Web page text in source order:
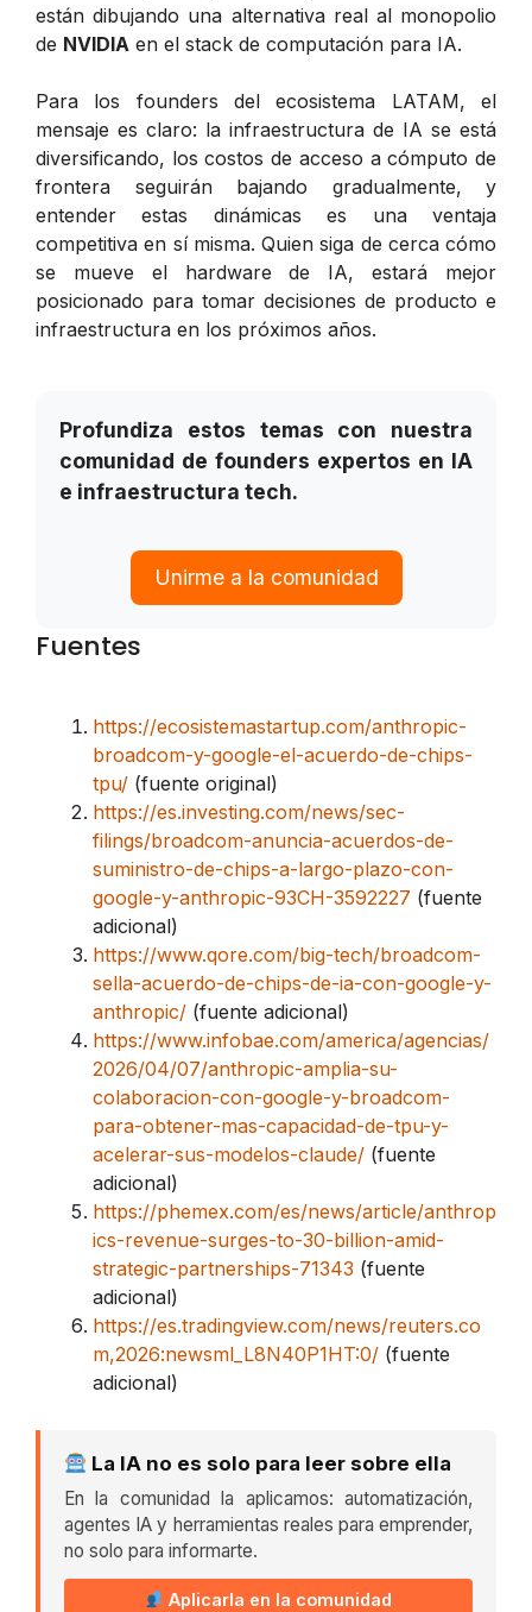
están dibujando una alternativa real al monopolio
de NVIDIA en el stack de computación para IA.
Para los founders del ecosistema LATAM, el
mensaje es claro: la infraestructura de IA se está
diversificando, los costos de acceso a cómputo de
frontera seguirán bajando gradualmente, y
entender estas dinámicas es una ventaja
competitiva en sí misma. Quien siga de cerca cómo
se mueve el hardware de IA, estará mejor
posicionado para tomar decisiones de producto e
infraestructura en los próximos años.
Profundiza estos temas con nuestra
comunidad de founders expertos en IA
e infraestructura tech.
Unirme a la comunidad
Fuentes
https://ecosistemastartup.com/anthropic-
broadcom-y-google-el-acuerdo-de-chips-
tpu/ (fuente original)
https://es.investing.com/news/sec-
filings/broadcom-anuncia-acuerdos-de-
suministro-de-chips-a-largo-plazo-con-
google-y-anthropic-93CH-3592227 (fuente
adicional)
https://www.qore.com/big-tech/broadcom-
sella-acuerdo-de-chips-de-ia-con-google-y-
anthropic/ (fuente adicional)
https://www.infobae.com/america/agencias/
2026/04/07/anthropic-amplia-su-
colaboracion-con-google-y-broadcom-
para-obtener-mas-capacidad-de-tpu-y-
acelerar-sus-modelos-claude/ (fuente
adicional)
https://phemex.com/es/news/article/anthrop
ics-revenue-surges-to-30-billion-amid-
strategic-partnerships-71343 (fuente
adicional)
https://es.tradingview.com/news/reuters.co
m,2026:newsml_L8N40P1HT:0/ (fuente
adicional)
La IA no es solo para leer sobre ella
En la comunidad la aplicamos: automatización,
agentes IA y herramientas reales para emprender,
no solo para informarte.
Aplicarla en la comunidad